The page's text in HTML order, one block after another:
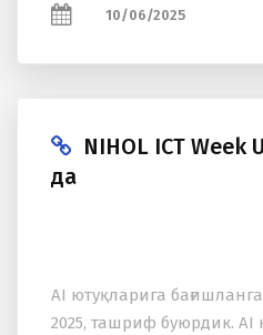
10/06/2025
NIHOL ICT Week
да
AI ютуқларига
2025, ташриф буюрдик. AI